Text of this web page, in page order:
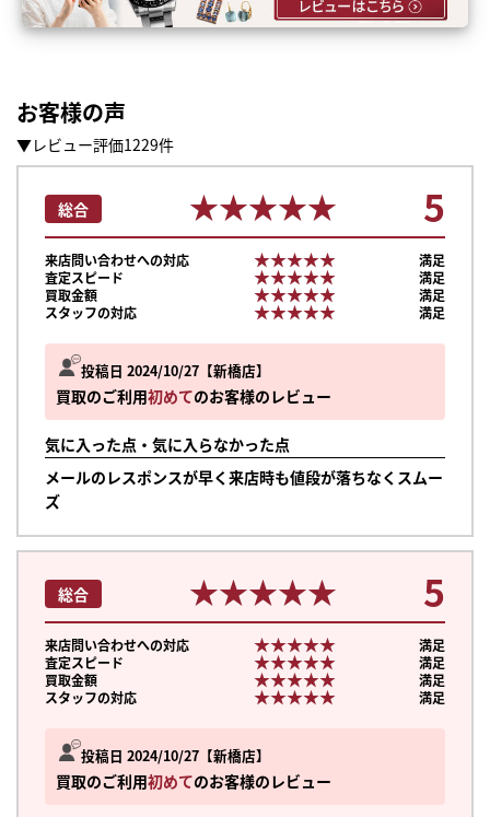
お客様の声
▼レビュー評価1229件
投稿日 2024/10/27 新橋店
買取のご利用初めてのお客様のレビュー
気に入った点・気に入らなかった点
メールのレスポンスが早く来店時も値段が落ちなくスムー
ズ
総合 ★★★★★
★★★★★ 5
来店問い合わせへの対応 ★★★★★
★★★★★
満足
査定スピード
★★★★★
★★★★★
満足
買取金額
★★★★★
★★★★★
満足
スタッフの対応
★★★★★
★★★★★ 満足
投稿日 2024/10/27 新橋店
買取のご利用初めてのお客様のレビュー
総合 ★★★★★
★★★★★ 5
来店問い合わせへの対応 ★★★★★
★★★★★
満足
査定スピード
★★★★★
★★★★★
満足
買取金額
★★★★★
★★★★★
満足
スタッフの対応
★★★★★
★★★★★ 満足